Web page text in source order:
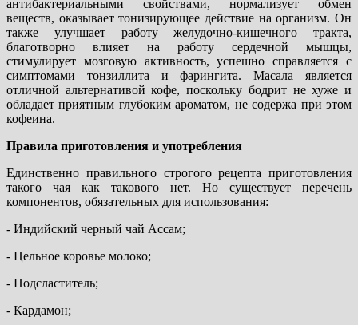
антибактериальными свойствами, нормализует обмен
веществ, оказывает тонизирующее действие на организм. Он
также улучшает работу желудочно-кишечного тракта,
благотворно влияет на работу сердечной мышцы,
стимулирует мозговую активность, успешно справляется с
симптомами тонзиллита и фарингита. Масала является
отличной альтернативой кофе, поскольку бодрит не хуже и
обладает приятным глубоким ароматом, не содержа при этом
кофеина.
Правила приготовления и употребления
Единственно правильного строгого рецепта приготовления
такого чая как такового нет. Но существует перечень
компонентов, обязательных для использования:
- Индийский черный чай Ассам;
- Цельное коровье молоко;
- Подсластитель;
- Кардамон;